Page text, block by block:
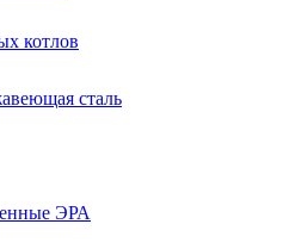
котлов
сталь
ЭРА